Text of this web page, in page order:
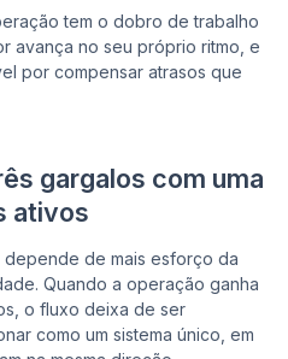
tem o dobro de trabalho
avança no seu próprio ritmo, e
por compensar atrasos que
gargalos com uma
ativos
de mais esforço da
Quando a operação ganha
o fluxo deixa de ser
como um sistema único, em